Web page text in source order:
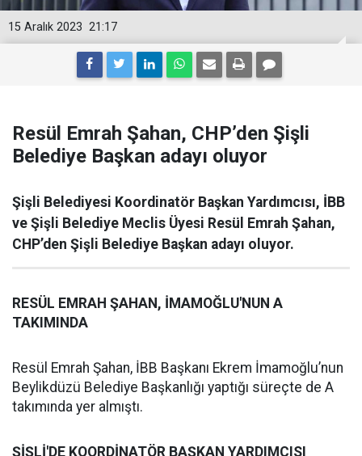
21:17
15 Aralık 2023
Resül Emrah Şahan, CHP’den Şişli
Belediye Başkan adayı oluyor
Şişli Belediyesi Koordinatör Başkan Yardımcısı, İBB
ve Şişli Belediye Meclis Üyesi Resül Emrah Şahan,
CHP’den Şişli Belediye Başkan adayı oluyor.
RESÜL EMRAH ŞAHAN, İMAMOĞLU'NUN A
TAKIMINDA
Resül Emrah Şahan, İBB Başkanı Ekrem İmamoğlu’nun
Beylikdüzü Belediye Başkanlığı yaptığı süreçte de A
takımında yer almıştı.
ŞİŞLİ'DE KOORDİNATÖR BAŞKAN YARDIMCISI